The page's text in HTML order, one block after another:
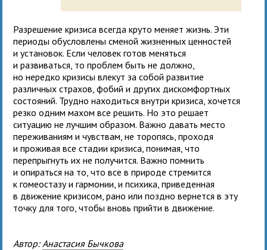
Разрешение кризиса всегда круто меняет жизнь. Эти
периоды обусловлены сменой жизненных ценностей
и установок. Если человек готов меняться
и развиваться, то проблем быть не должно,
но нередко кризисы влекут за собой развитие
различных страхов, фобий и других дискомфортных
состояний. Трудно находиться внутри кризиса, хочется
резко одним махом все решить. Но это решает
ситуацию не лучшим образом. Важно давать место
переживаниям и чувствам, не торопясь, проходя
и проживая все стадии кризиса, понимая, что
перепрыгнуть их не получится. Важно помнить
и опираться на то, что все в природе стремится
к гомеостазу и гармонии, и психика, приведенная
в движение кризисом, рано или поздно вернется в эту
точку для того, чтобы вновь прийти в движение.
Автор: Анастасия Бычкова